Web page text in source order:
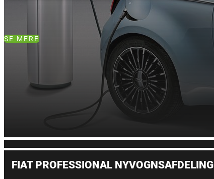
SE MERE
FIAT PROFESSIONAL NYVOGNSAFDELING